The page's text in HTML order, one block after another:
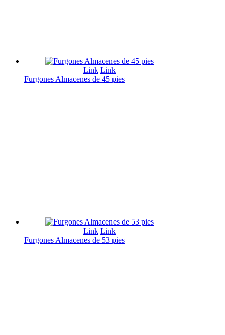
Link Link
Furgones Almacenes de 45 pies
Link Link
Furgones Almacenes de 53 pies